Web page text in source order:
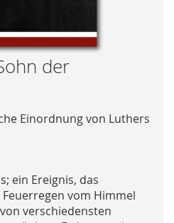
der
Einordnung von Luthers
ein Ereignis, das
vom Himmel
verschiedensten